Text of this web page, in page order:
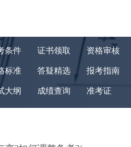
条件
标准
大纲
证书领取
答疑精选
成绩查询
资格审核
报考指南
准考证